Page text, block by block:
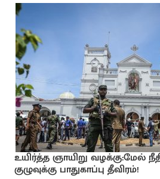
உயிர்த்த ஞாயிறு வழக்கு:மேல்
குழுவுக்கு பாதுகாப்பு தீவிரம்!